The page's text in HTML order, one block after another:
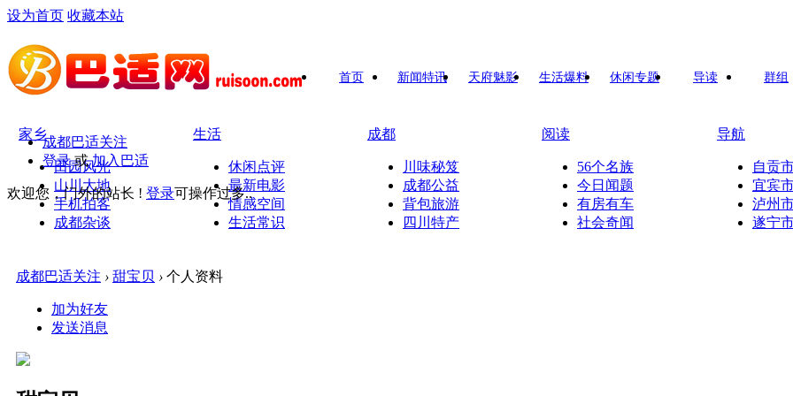
设为首页 收藏本站
成都巴适关注
登录 或 加入巴适
欢迎您，门外的站长 ! 登录可操作过多..
首页 新闻特讯 天府魅影 生活爆料 休闲专题 导读 群组
家乡
田园风光
山川大地
手机拍客
成都杂谈
生活
休闲点评
最新电影
情感空间
生活常识
成都
川味秘笈
成都公益
背包旅游
四川特产
阅读
56个名族
今日闻题
有房有车
社会奇闻
导航
自贡
宜宾
泸州
遂宁
成都巴适关注 › 甜宝贝 › 个人资料
加为好友
发送消息